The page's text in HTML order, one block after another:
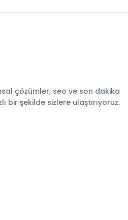
çözümler, seo ve son dakika
bir şekilde sizlere ulaştırıyoruz.